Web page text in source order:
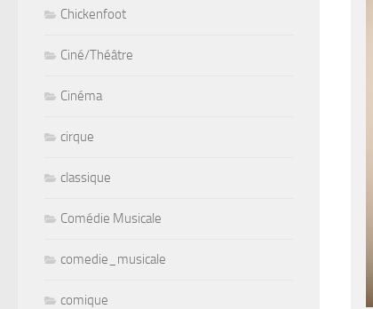
Chickenfoot
Ciné/Théâtre
Cinéma
cirque
classique
Comédie Musicale
comedie_musicale
comique